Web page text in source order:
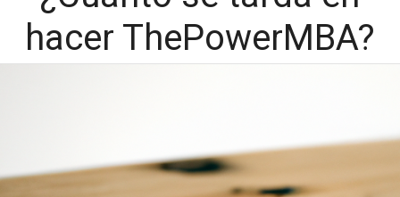
hacer ThePowerMBA?